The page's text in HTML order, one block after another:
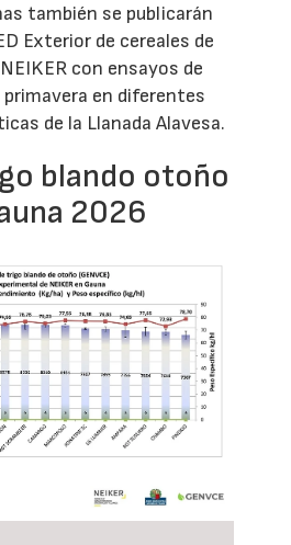
también se publicarán
Exterior de cereales de
con ensayos de
en diferentes
de la Llanada Alavesa.
blando otoño
2026